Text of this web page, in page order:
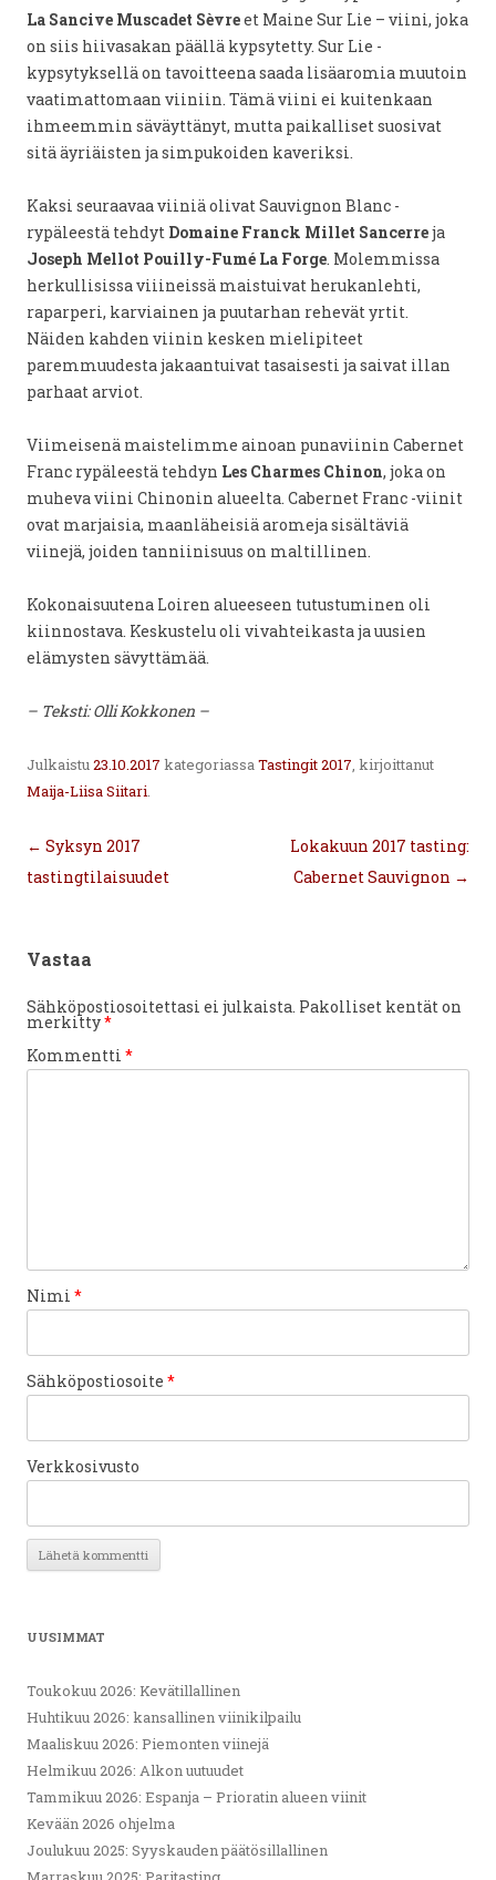
La Sancive Muscadet Sèvreet Maine Sur Lie – viini, joka
on siis hiivasakan päällä kypsytetty. Sur Lie -
kypsytyksellä on tavoitteena saada lisäaromia muutoin
vaatimattomaan viiniin. Tämä viini ei kuitenkaan
ihmeemmin säväyttänyt, mutta paikalliset suosivat
sitä äyriäisten ja simpukoiden kaveriksi.
Kaksi seuraavaa viiniä olivat Sauvignon Blanc -
rypäleestä tehdyt Domaine Franck Millet Sancerreja
Joseph Mellot Pouilly-Fumé La Forge. Molemmissa
herkullisissa viiineissä maistuivat herukanlehti,
raparperi, karviainen ja puutarhan rehevät yrtit.
Näiden kahden viinin kesken mielipiteet
paremmuudesta jakaantuivat tasaisesti ja saivat illan
parhaat arviot.
Viimeisenä maistelimme ainoan punaviinin Cabernet
Franc rypäleestä tehdyn Les Charmes Chinon, joka on
muheva viini Chinonin alueelta. Cabernet Franc -viinit
ovat marjaisia, maanläheisiä aromeja sisältäviä
viinejä, joiden tanniinisuus on maltillinen.
Kokonaisuutena Loiren alueeseen tutustuminen oli
kiinnostava. Keskustelu oli vivahteikasta ja uusien
elämysten sävyttämää.
– Teksti: Olli Kokkonen –
Julkaistu23.10.2017 kategoriassaTastingit 2017, kirjoittanut
Maija-Liisa Siitari.
Artikkelien
selaus
← Syksyn 2017
tastingtilaisuudet
Lokakuun 2017 tasting:
Cabernet Sauvignon →
Vastaa
Sähköpostiosoitettasi ei julkaista. Pakolliset kentät on
merkitty*
Kommentti *
Nimi *
Sähköpostiosoite *
Verkkosivusto
UUSIMMAT
Toukokuu 2026: Kevätillallinen
Huhtikuu 2026: kansallinen viinikilpailu
Maaliskuu 2026: Piemonten viinejä
Helmikuu 2026: Alkon uutuudet
Tammikuu 2026: Espanja – Prioratin alueen viinit
Kevään 2026 ohjelma
Joulukuu 2025: Syyskauden päätösillallinen